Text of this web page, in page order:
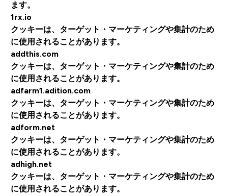
ます。
1rx.io
クッキーは、ターゲット・マーケティングや集計のため
に使用されることがあります。
addthis.com
クッキーは、ターゲット・マーケティングや集計のため
に使用されることがあります。
adfarm1.adition.com
クッキーは、ターゲット・マーケティングや集計のため
に使用されることがあります。
adform.net
クッキーは、ターゲット・マーケティングや集計のため
に使用されることがあります。
adhigh.net
クッキーは、ターゲット・マーケティングや集計のため
に使用されることがあります。